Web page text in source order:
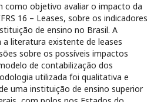
como objetivo avaliar o impacto da
16 – Leases, sobre os indicadores
de ensino no Brasil. A
a literatura existente de leases
sobre os possíveis impactos
de contabilização dos
utilizada foi qualitativa e
uma instituição de ensino superior